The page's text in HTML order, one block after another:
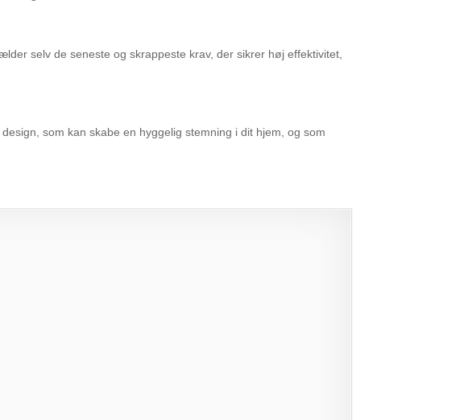
selv de seneste og skrappeste krav, der sikrer høj effektivitet,
som kan skabe en hyggelig stemning i dit hjem, og som